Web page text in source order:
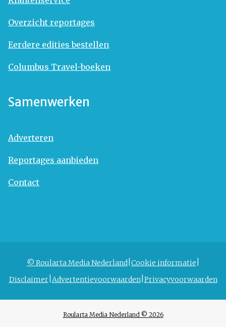
Overzicht reportages
Eerdere edities bestellen
Columbus Travel-boeken
Samenwerken
Adverteren
Reportages aanbieden
Contact
© Roularta Media Nederland Cookie informatie
Disclaimer Advertentievoorwaarden Privacyvoorwaarden
Roularta Media Nederland © 2026